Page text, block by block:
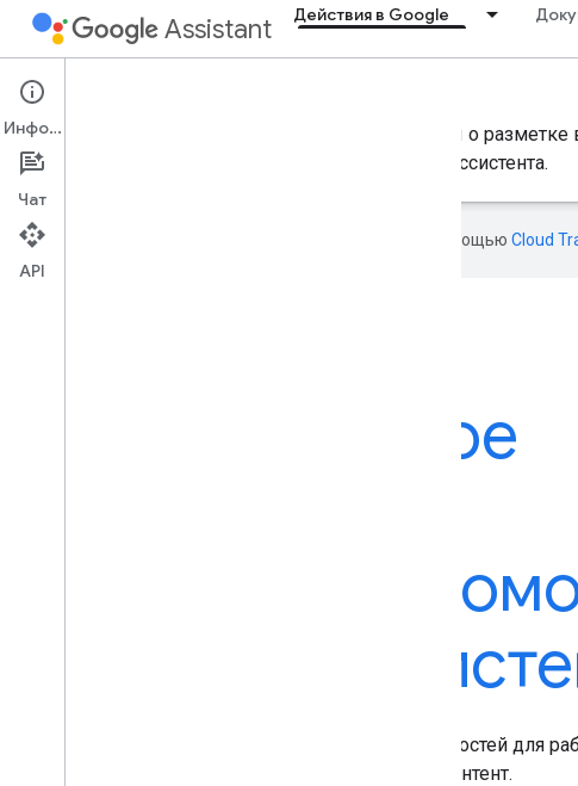
Assistant Действия в Google
Content Actions
Получите обзор и ссылки на ключевые ресурсы о
возможности использования Google Поиска и Ассистента.
Эта страница переведена с помощью Cloud
Расширьте свое
Интернете с
Поиска и
Предоставьте пользователям больше возможностей для
и Ассистентом, разметив существующий веб-контент.
Информация
Чат
API